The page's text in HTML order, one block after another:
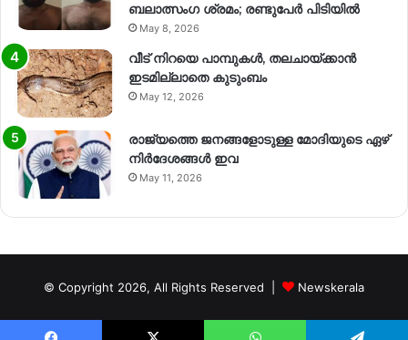
ബലാത്സംഗ​ ശ്രമം; രണ്ടുപേർ പിടിയിൽ
May 8, 2026
വീട് നിറയെ പാമ്പുകൾ, തലചായ്ക്കാൻ
ഇടമില്ലാതെ കുടുംബം
May 12, 2026
രാജ്യത്തെ ജനങ്ങളോടുള്ള മോദിയുടെ ഏഴ്
നിര്‍ദേശങ്ങള്‍ ഇവ
May 11, 2026
© Copyright 2026, All Rights Reserved | Newskerala